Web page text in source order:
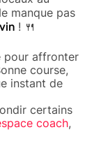
manque pas
! 🍴
pour affronter
course,
instant de
certains
coach,